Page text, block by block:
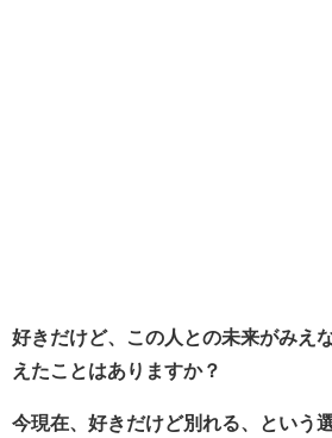
好きだけど、この人との未来がみえ
えたことはありますか？
今現在、好きだけど別れる、という